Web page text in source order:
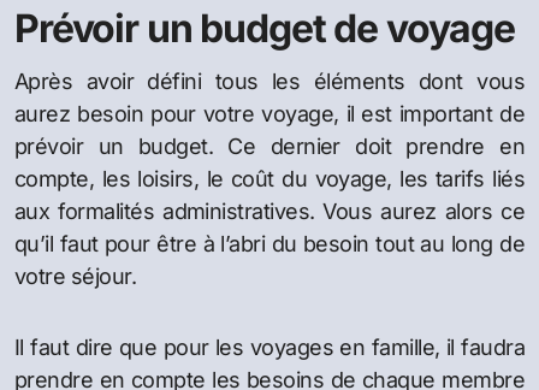
Prévoir un budget de voyage
Après avoir défini tous les éléments dont vous
aurez besoin pour votre voyage, il est important de
prévoir un budget. Ce dernier doit prendre en
compte, les loisirs, le coût du voyage, les tarifs liés
aux formalités administratives. Vous aurez alors ce
qu’il faut pour être à l’abri du besoin tout au long de
votre séjour.
Il faut dire que pour les voyages en famille, il faudra
prendre en compte les besoins de chaque membre